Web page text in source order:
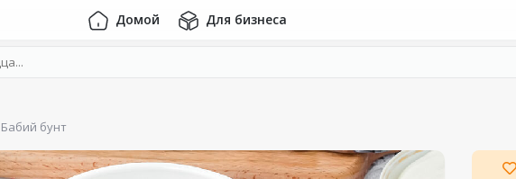
Домой Для бизнеса
Бабий бунт